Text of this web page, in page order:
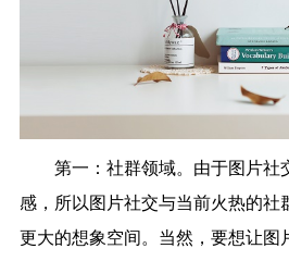
第一：社群领域。由于图片社
感，所以图片社交与当前火热的社
更大的想象空间。当然，要想让图